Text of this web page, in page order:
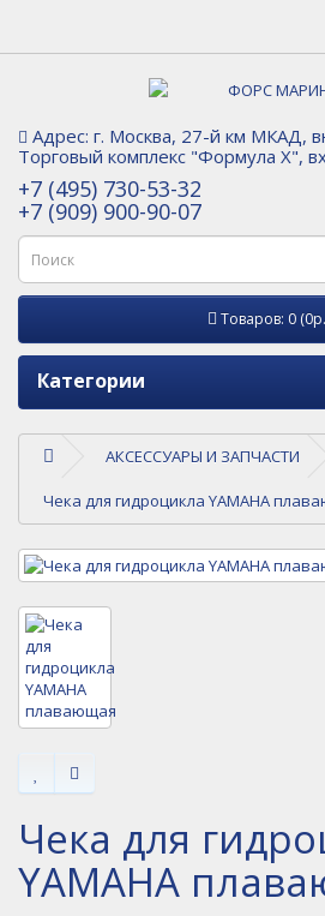
Адрес: г. Москва, 27-й км МКАД,
Торговый комплекс "Формула Х",
+7 (495) 730-53-32
+7 (909) 900-90-07
Товаров: 0
Категории
АКСЕССУАРЫ И ЗАПЧАСТИ
Чека для гидроцикла YAMAHA
Чека для
YAMAHA